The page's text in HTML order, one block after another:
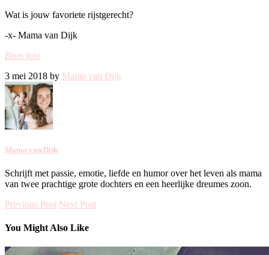
Wat is jouw favoriete rijstgerecht?
-x- Mama van Dijk
Bron foto
3 mei 2018 by Mama van Dijk
Mama van Dijk
Schrijft met passie, emotie, liefde en humor over het leven als mama
van twee prachtige grote dochters en een heerlijke dreumes zoon.
Previous Post Next Post
You Might Also Like